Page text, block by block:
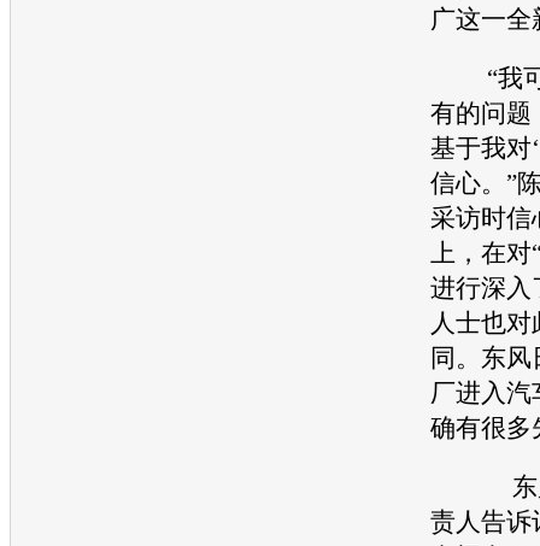
广这一全
“我可
有的问题
基于我对
信心。”
采访时信
上，在对
进行深入
人士也
同。 东风
厂进入汽
确有很多
责人告诉